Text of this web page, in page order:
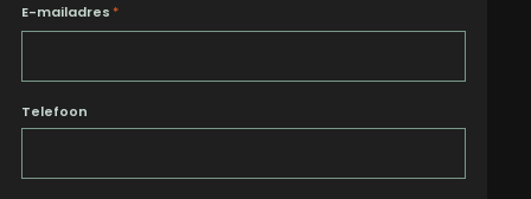
E-mailadres *
Telefoon